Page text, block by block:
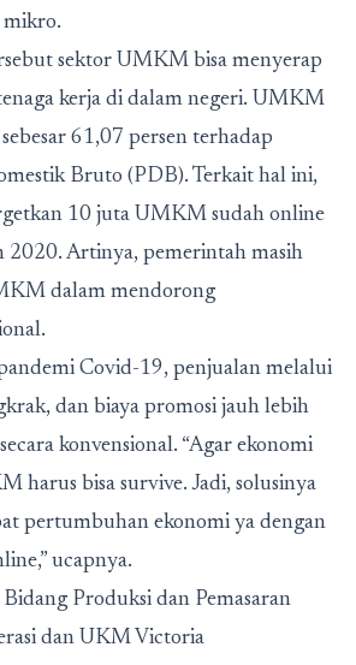
mikro.
sektor UMKM bisa menyerap
kerja di dalam negeri. UMKM
61,07 persen terhadap
Bruto (PDB). Terkait hal ini,
10 juta UMKM sudah online
2020. Artinya, pemerintah masih
dalam mendorong
Covid-19, penjualan melalui
dan biaya promosi jauh lebih
konvensional. “Agar ekonomi
harus bisa survive. Jadi, solusinya
pertumbuhan ekonomi ya dengan
ucapnya.
Produksi dan Pemasaran
dan UKM Victoria